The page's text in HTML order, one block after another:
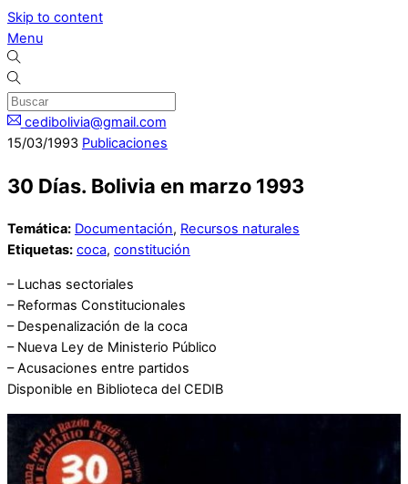
Skip to content
Menu
cedibolivia@gmail.com
15/03/1993 Publicaciones
30 Días. Bolivia en marzo 1993
Temática: Documentación, Recursos naturales
Etiquetas: coca, constitución
– Luchas sectoriales
– Reformas Constitucionales
– Despenalización de la coca
– Nueva Ley de Ministerio Público
– Acusaciones entre partidos
Disponible en Biblioteca del CEDIB